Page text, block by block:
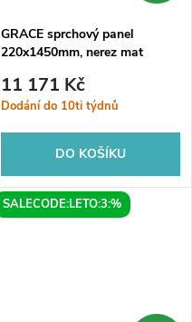
GRACE sprchový panel
220x1450mm, nerez mat
11 171 Kč
Dodání do 10ti týdnů
DO KOŠÍKU
SALECODE:LETO:3:%